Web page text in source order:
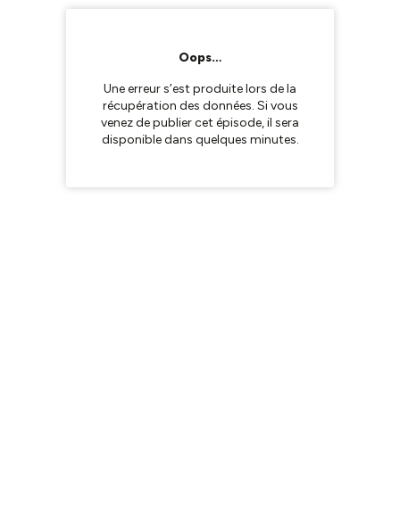
Oops…
Une erreur s’est produite lors de la
récupération des données. Si vous
venez de publier cet épisode, il sera
disponible dans quelques minutes.